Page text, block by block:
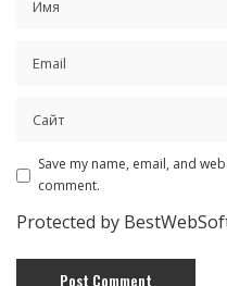
Save my name, email, and
comment.
Protected by